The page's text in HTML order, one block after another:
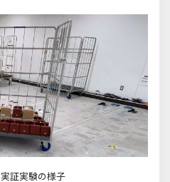
実証実験の様子